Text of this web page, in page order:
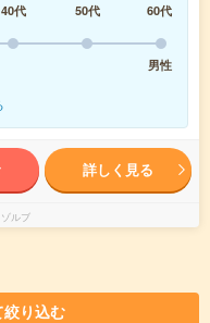
40代 50代
60代
男性
詳しく見る
ルブ
り込む